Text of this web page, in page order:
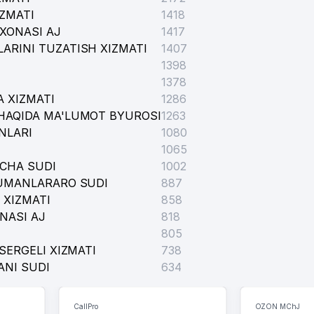
1418
AJ
1417
TUZATISH XIZMATI
1407
1398
1378
XIZMATI
1286
MA'LUMOT BYUROSI1263
1080
1065
SUDI
1002
SUDI
887
XIZMATI
858
AJ
818
805
XIZMATI
738
SUDI
634
CallPro OZON MChJ